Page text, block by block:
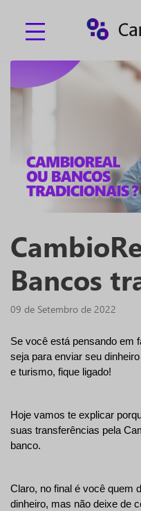
Bancos
09 de Setembro de 2022
Se você está pensando em
seja para enviar seu
e turismo, fique ligado!
Hoje vamos te explicar
suas transferências pela
banco.
Claro, no final é você quem
dinheiro, mas não deixe de